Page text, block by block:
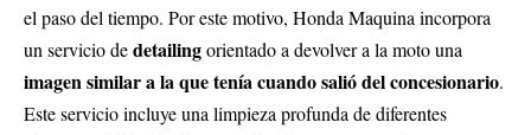
el paso del tiempo. Por este motivo, Honda Maquina incorpora
un servicio dedetailingorientado a devolver a la moto una
imagen similar a la que tenía cuando salió del concesionario.
Este servicio incluye una limpieza profunda de diferentes